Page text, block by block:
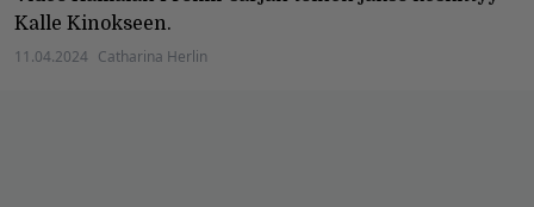
Kalle Kinokseen.
11.04.2024 Catharina Herlin